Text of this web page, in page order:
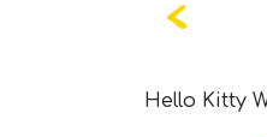
Hello Kitty